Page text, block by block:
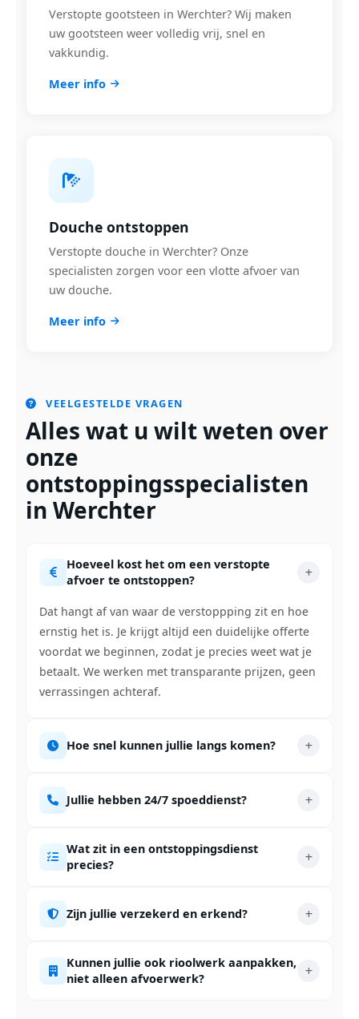
Verstopte gootsteen in Werchter? Wij maken
uw gootsteen weer volledig vrij, snel en
vakkundig.
Meer info
Douche ontstoppen
Verstopte douche in Werchter? Onze
specialisten zorgen voor een vlotte afvoer van
uw douche.
Meer info
VEELGESTELDE VRAGEN
Alles wat u wilt weten over
onze
ontstoppingsspecialisten
in Werchter
Hoeveel kost het om een verstopte
afvoer te ontstoppen?
Dat hangt af van waar de verstoppping zit en hoe
ernstig het is. Je krijgt altijd een duidelijke offerte
voordat we beginnen, zodat je precies weet wat je
betaalt. We werken met transparante prijzen, geen
verrassingen achteraf.
Hoe snel kunnen jullie langs komen?
Jullie hebben 24/7 spoeddienst?
Wat zit in een ontstoppingsdienst
precies?
Zijn jullie verzekerd en erkend?
Kunnen jullie ook rioolwerk aanpakken,
niet alleen afvoerwerk?